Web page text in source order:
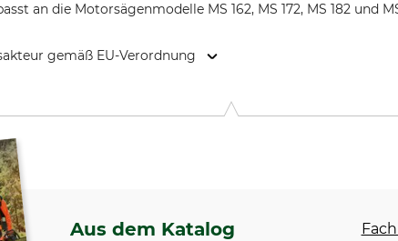
an die Motorsägenmodelle MS 162, MS 172, MS 182 und
gemäß EU-Verordnung
Aus dem Katalog